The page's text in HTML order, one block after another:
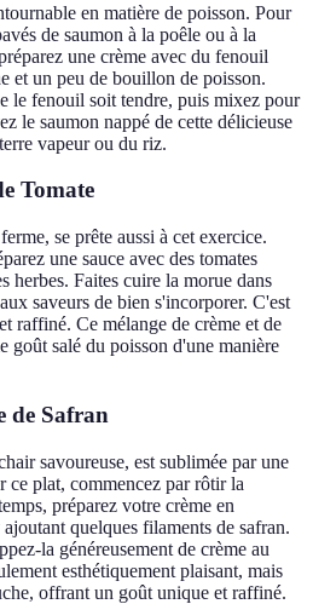
en matière de poisson. Pour
de saumon à la poêle ou à la
une crème avec du fenouil
et un peu de bouillon de poisson.
le fenouil soit tendre, puis mixez pour
le saumon nappé de cette délicieuse
vapeur ou du riz.
Tomate
se prête aussi à cet exercice.
une sauce avec des tomates
herbes. Faites cuire la morue dans
saveurs de bien s'incorporer. C'est
raffiné. Ce mélange de crème et de
goût salé du poisson d'une manière
de Safran
savoureuse, est sublimée par une
ce plat, commencez par rôtir la
préparez votre crème en
quelques filaments de safran.
la généreusement de crème au
esthétiquement plaisant, mais
offrant un goût unique et raffiné.